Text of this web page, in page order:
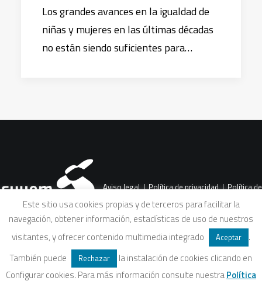
Los grandes avances en la igualdad de
niñas y mujeres en las últimas décadas
no están siendo suficientes para…
Aviso legal|Política de privacidad|Política de
Este sitio usa cookies propias y de terceros para facilitar la
navegación, obtener información, estadísticas de uso de nuestros
visitantes, y ofrecer contenido multimedia integrado
Aceptar
.
También puede
Rechazar
la instalación de cookies clicando en
Configurar cookies. Para más información consulte nuestraPolítica